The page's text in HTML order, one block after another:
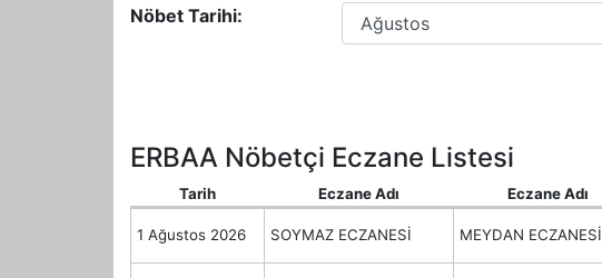
Nöbet Tarihi:
ERBAA Nöbetçi Eczane Listesi
Tarih Eczane Adı Eczane Adı
1 Ağustos 2026 SOYMAZ ECZANESİ MEYDAN ECZANESİ